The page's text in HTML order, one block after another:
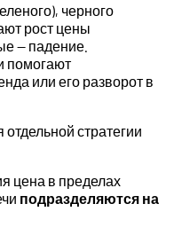
черного
рост цены
— падение.
помогают
или его разворот в
стратегии
цена в пределах
подразделяются на